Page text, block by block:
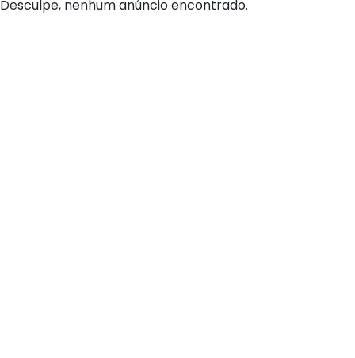
Desculpe, nenhum anúncio encontrado.